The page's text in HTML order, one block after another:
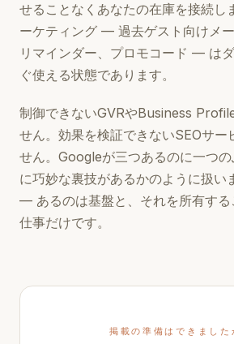
せることなくあなたの在庫を接続し
ーケティング — 過去ゲスト向けメ
リマインダー、プロモコード — は
ぐ使える状態であります。
制御できないGVRやBusiness
せん。効果を検証できないSEOサー
せん。Googleが三つあるのに一つ
に巧妙な裏技があるかのように扱い
— あるのは基盤と、それを所有する
仕事だけです。
掲載の準備はできました